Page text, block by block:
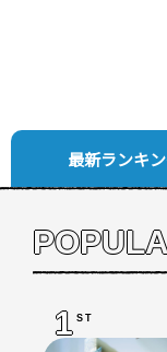
最新ランキ
1 ST